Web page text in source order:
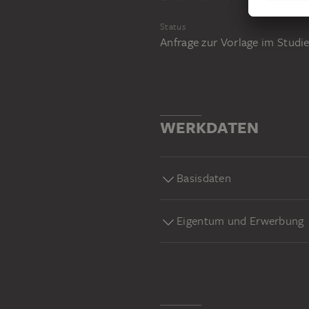
Status
Anfrage zur Vorlage im
WERKDATEN
Basisdaten
Eigentum und Erwerbung